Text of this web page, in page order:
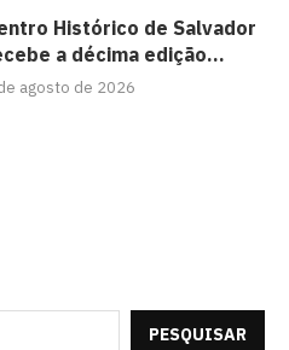
Histórico de Salvador
a décima edição...
agosto de 2026
PESQUISAR